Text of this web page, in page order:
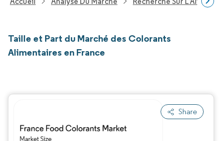
Taille et Part du Marché des Colorants
Alimentaires en France
Share